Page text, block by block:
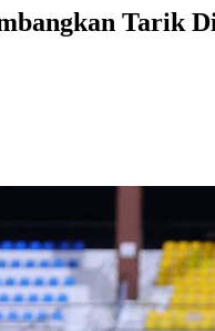
Tarik